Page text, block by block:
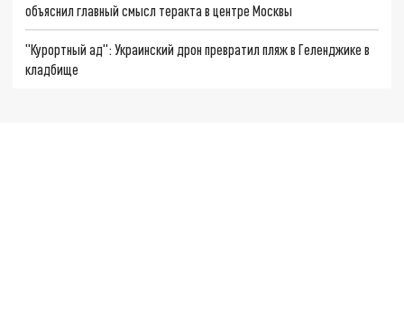
объяснил главный смысл теракта в центре Москвы
"Курортный ад": Украинский дрон превратил пляж в Геленджике в
кладбище